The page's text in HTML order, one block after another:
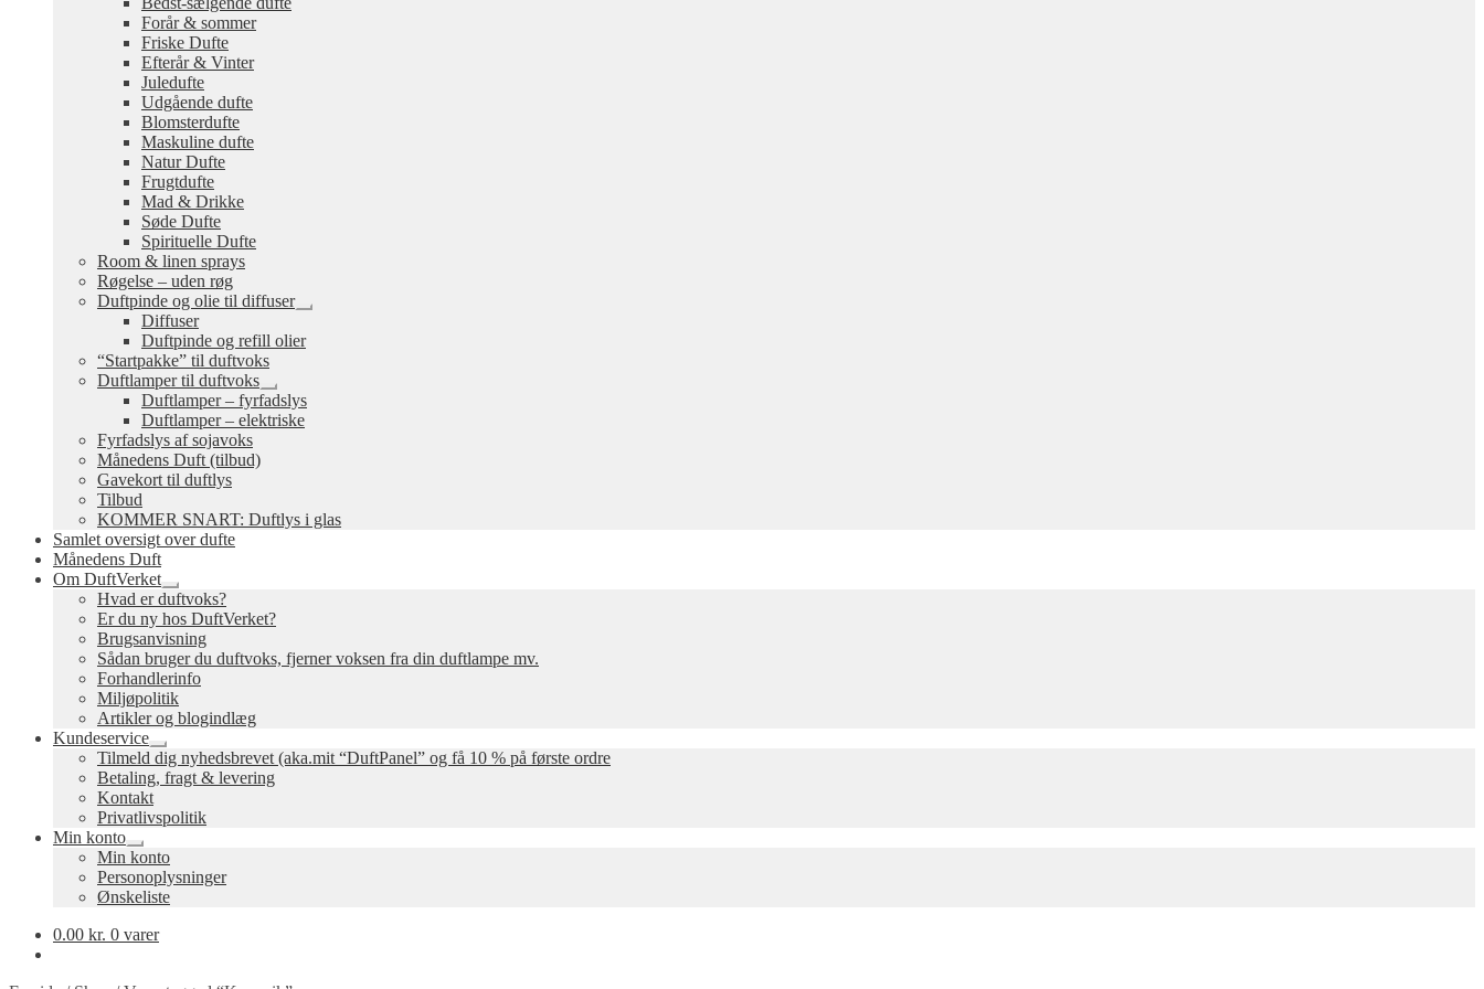
undermenu
Forår & sommer
Friske Dufte
Efterår & Vinter
Juledufte
Udgående dufte
Blomsterdufte
Maskuline dufte
Natur Dufte
Frugtdufte
Mad & Drikke
Søde Dufte
Spirituelle Dufte
Room & linen sprays
Røgelse – uden røg
Duftpinde og olie til diffuser
Udfold
Diffuser
Duftpinde og refill olier
“Startpakke” til duftvoks
Duftlamper til duftvoks
Udfold
undermenu
Duftlamper – fyrfadslys
Duftlamper – elektriske
Fyrfadslys af sojavoks
Månedens Duft (tilbud)
Gavekort til duftlys
Tilbud
KOMMER SNART: Duftlys i glas
Samlet oversigt over dufte
Månedens Duft
Om DuftVerket
Udfold
undermenu
Hvad er duftvoks?
Er du ny hos DuftVerket?
Brugsanvisning
Sådan bruger du duftvoks, fjerner voksen fra din duftlampe mv.
Forhandlerinfo
Miljøpolitik
Artikler og blogindlæg
Kundeservice
Udfold
undermenu
Tilmeld dig nyhedsbrevet (aka.mit “DuftPanel” og få 10 % på første ordre
Betaling, fragt & levering
Kontakt
Privatlivspolitik
Min konto
Udfold
undermenu
Min konto
Personoplysninger
Ønskeliste
0.00 kr. 0 varer